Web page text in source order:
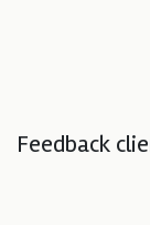
Feedback